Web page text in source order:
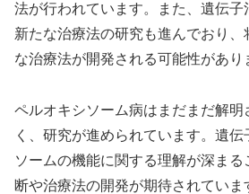
法が行われています。また、遺伝
新たな治療法の研究も進んでおり
な治療法が開発される可能性があり
ペルオキシソーム病はまだまだ解明
く、研究が進められています。遺
ソームの機能に関する理解が深ま
断や治療法の開発が期待されていま